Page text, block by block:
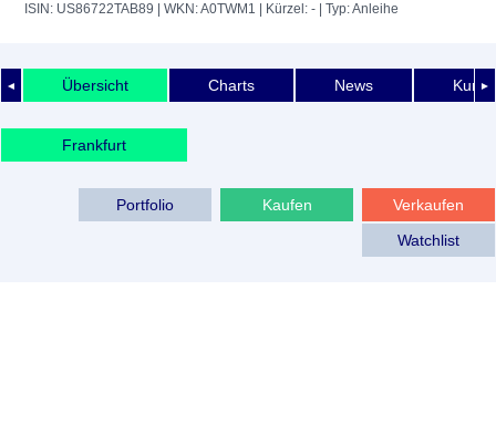
ISIN: US86722TAB89 | WKN: A0TWM1 | Kürzel: - | Typ: Anleihe
◄ ►
Übersicht Charts News
Frankfurt
Verkaufen
Kaufen
Portfolio
Watchlist